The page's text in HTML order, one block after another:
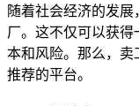
随着社会经济的发
厂。这不仅可以获
本和风险。那么，卖
推荐的平台。